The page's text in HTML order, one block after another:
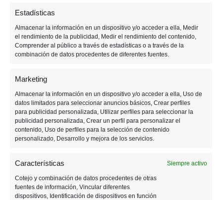
Estadísticas
Almacenar la información en un dispositivo y/o acceder a ella, Medir
el rendimiento de la publicidad, Medir el rendimiento del contenido,
Comprender al público a través de estadísticas o a través de la
combinación de datos procedentes de diferentes fuentes.
Marketing
Almacenar la información en un dispositivo y/o acceder a ella, Uso de
datos limitados para seleccionar anuncios básicos, Crear perfiles
para publicidad personalizada, Utilizar perfiles para seleccionar la
publicidad personalizada, Crear un perfil para personalizar el
contenido, Uso de perfiles para la selección de contenido
personalizado, Desarrollo y mejora de los servicios.
Características Siempre activo
Cotejo y combinación de datos procedentes de otras
fuentes de información, Vincular diferentes
dispositivos, Identificación de dispositivos en función
EA vuelve a Steam con «Star
Wars Jedi: Fallen Order»